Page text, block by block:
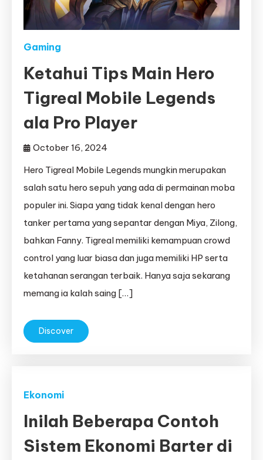
Gaming
Ketahui Tips Main Hero
Tigreal Mobile Legends
ala Pro Player
October 16, 2024
Hero Tigreal Mobile Legends mungkin merupakan
salah satu hero sepuh yang ada di permainan moba
populer ini. Siapa yang tidak kenal dengan hero
tanker pertama yang sepantar dengan Miya, Zilong,
bahkan Fanny. Tigreal memiliki kemampuan crowd
control yang luar biasa dan juga memiliki HP serta
ketahanan serangan terbaik. Hanya saja sekarang
memang ia kalah saing […]
Discover
Ekonomi
Inilah Beberapa Contoh
Sistem Ekonomi Barter di